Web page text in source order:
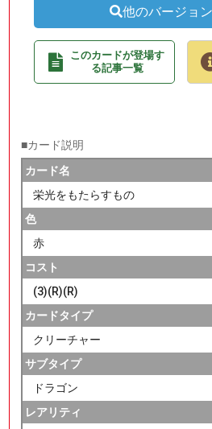
他のバージョ
このカードが登場す
る記事一覧
■カード説明
カード名
栄光をもたらすもの
色
赤
コスト
(3)(R)(R)
カードタイプ
クリーチャー
サブタイプ
ドラゴン
レアリティ